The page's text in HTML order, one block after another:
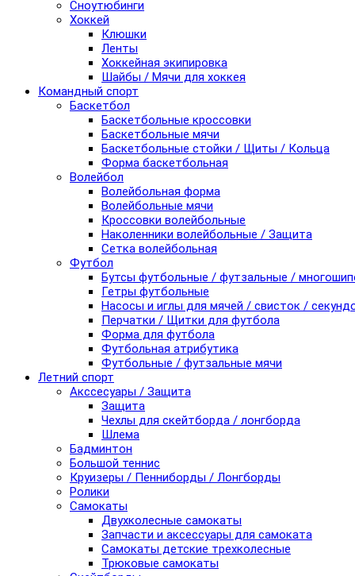
Сноутюбинги
Хоккей
Клюшки
Ленты
Хоккейная экипировка
Шайбы / Мячи для хоккея
Командный спорт
Баскетбол
Баскетбольные кроссовки
Баскетбольные мячи
Баскетбольные стойки / Щиты / Кольца
Форма баскетбольная
Волейбол
Волейбольная форма
Волейбольные мячи
Кроссовки волейбольные
Наколенники волейбольные / Защита
Сетка волейбольная
Футбол
Бутсы футбольные / футзальные /
Гетры футбольные
Насосы и иглы для мячей / свисток /
Перчатки / Щитки для футбола
Форма для футбола
Футбольная атрибутика
Футбольные / футзальные мячи
Летний спорт
Акссесуары / Защита
Защита
Чехлы для скейтборда / лонгборда
Шлема
Бадминтон
Большой теннис
Круизеры / Пенниборды / Лонгборды
Ролики
Самокаты
Двухколесные самокаты
Запчасти и аксессуары для самоката
Самокаты детские трехколесные
Трюковые самокаты